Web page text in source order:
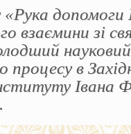
допомоги
взаємини зі
процесу в
Івана